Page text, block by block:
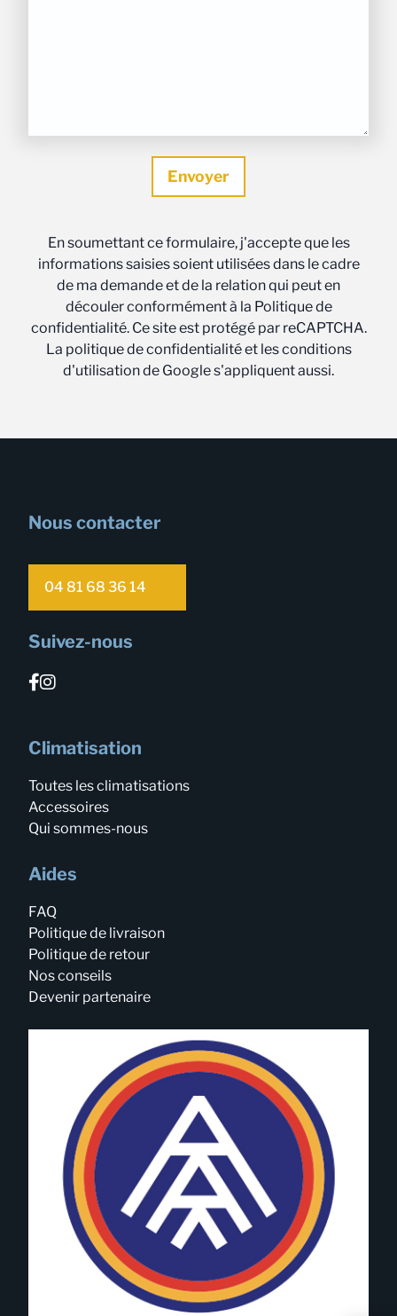
En soumettant ce formulaire, j'accepte que les
informations saisies soient utilisées dans le cadre
de ma demande et de la relation qui peut en
découler conformément à la Politique de
confidentialité. Ce site est protégé par reCAPTCHA.
La politique de confidentialité et les conditions
d'utilisation de Google s'appliquent aussi.
Nous contacter
04 81 68 36 14
Suivez-nous
Climatisation
Toutes les climatisations
Accessoires
Qui sommes-nous
Aides
FAQ
Politique de livraison
Politique de retour
Nos conseils
Devenir partenaire